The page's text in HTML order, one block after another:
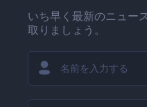
いち早く最新のニュー
取りましょう。